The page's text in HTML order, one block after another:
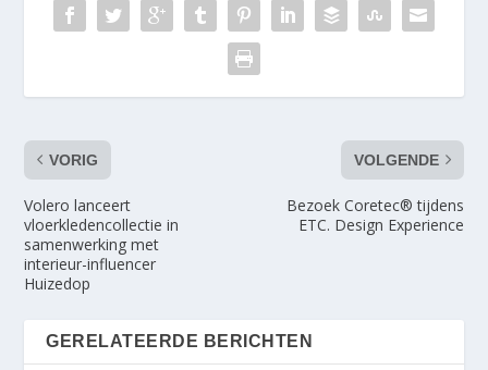
VORIG
Volero lanceert
vloerkledencollectie in
samenwerking met
interieur-influencer
Huizedop
VOLGENDE
Bezoek Coretec® tijdens
ETC. Design Experience
GERELATEERDE BERICHTEN